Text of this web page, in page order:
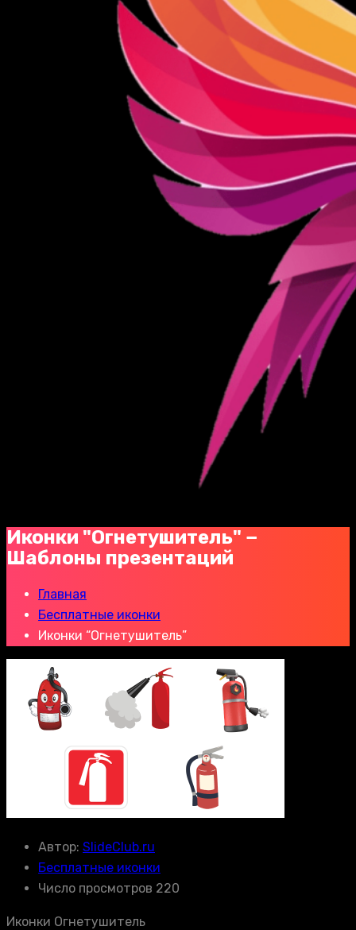
Иконки "Огнетушитель" −
Шаблоны презентаций
Главная
Бесплатные иконки
Иконки “Огнетушитель”
Автор: SlideClub.ru
Бесплатные иконки
Число просмотров 220
Иконки Огнетушитель